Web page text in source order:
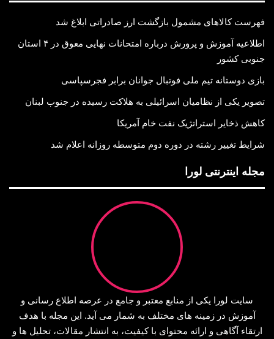
فهرست کالاهای مشمول بازگشت ارز صادراتی ابلاغ شد
اطلاعیه آموزش و پرورش درباره امتحانات نهایی معوق در ۴ استان
جنوبی کشور
بازی دوستانه تیم ملی فوتبال جوانان برابر فجرسپاسی
تصویر یکی از نظامیان اسرائیلی به هلاکت رسیده در جنوب لبنان
کاهش ذخایر استراتژیک نفت خام آمریکا
شرایط تغییر رشته در دوره دوم متوسطه روزانه اعلام شد
مجله اینترنتی لورا
سایت لورا یکی از منابع معتبر و جامع در عرصه اطلاع‌ رسانی و
آموزش در زمینه‌ های مختلف به شمار می‌ آید. این مجله با هدف
ارتقاء آگاهی و ارائه محتوای با کیفیت، به انتشار مقالات، تحلیل‌ ها و